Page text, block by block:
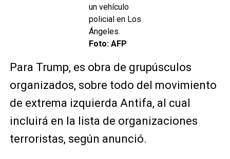
un vehículo
policial en Los
Ángeles.
Foto: AFP
Para Trump, es obra de grupúsculos
organizados, sobre todo del movimiento
de extrema izquierda Antifa, al cual
incluirá en la lista de organizaciones
terroristas, según anunció.